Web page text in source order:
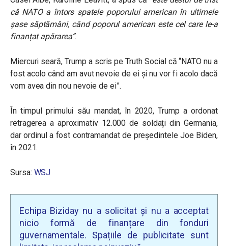
că NATO a întors spatele poporului american în ultimele
șase săptămâni, când poporul american este cel care le-a
finanțat apărarea”.
Miercuri seară, Trump a scris pe Truth Social că “NATO nu a
fost acolo când am avut nevoie de ei și nu vor fi acolo dacă
vom avea din nou nevoie de ei”.
În timpul primului său mandat, în 2020, Trump a ordonat
retragerea a aproximativ 12.000 de soldați din Germania,
dar ordinul a fost contramandat de președintele Joe Biden,
în 2021.
Sursa: WSJ
Echipa Biziday nu a solicitat și nu a acceptat
nicio formă de finanțare din fonduri
guvernamentale. Spațiile de publicitate sunt